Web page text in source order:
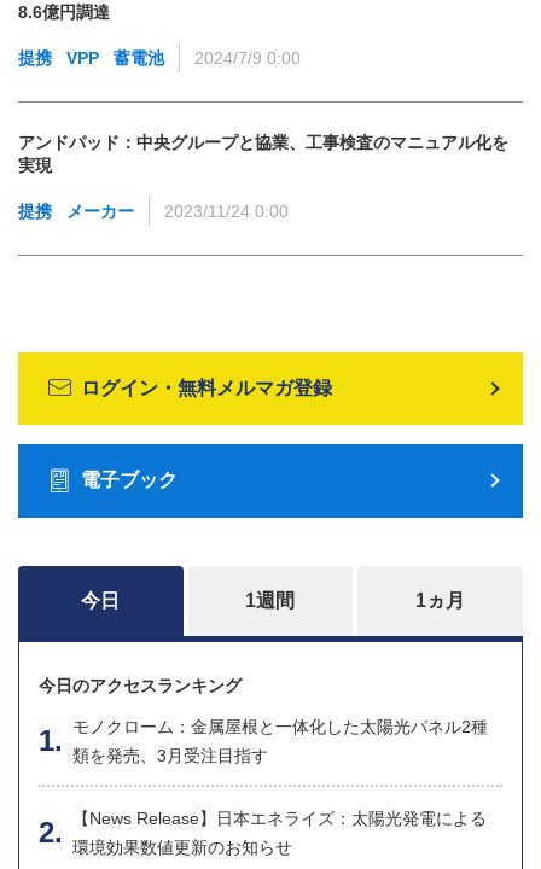
8.6億円調達
提携 VPP 蓄電池 2024/7/9 0:00
アンドパッド：中央グループと協業、工事検査のマニュアル化を
実現
提携 メーカー 2023/11/24 0:00
ログイン・無料メルマガ登録
電子ブック
今日 1週間 1ヵ月
今日のアクセスランキング
モノクローム：金属屋根と一体化した太陽光パネル2種
類を発売、3月受注目指す
【News Release】日本エネライズ：太陽光発電による
環境効果数値更新のお知らせ